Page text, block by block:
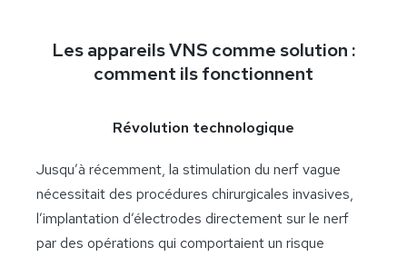
Les appareils VNS comme solution :
comment ils fonctionnent
Révolution technologique
Jusqu’à récemment, la stimulation du nerf vague
nécessitait des procédures chirurgicales invasives,
l’implantation d’électrodes directement sur le nerf
par des opérations qui comportaient un risque